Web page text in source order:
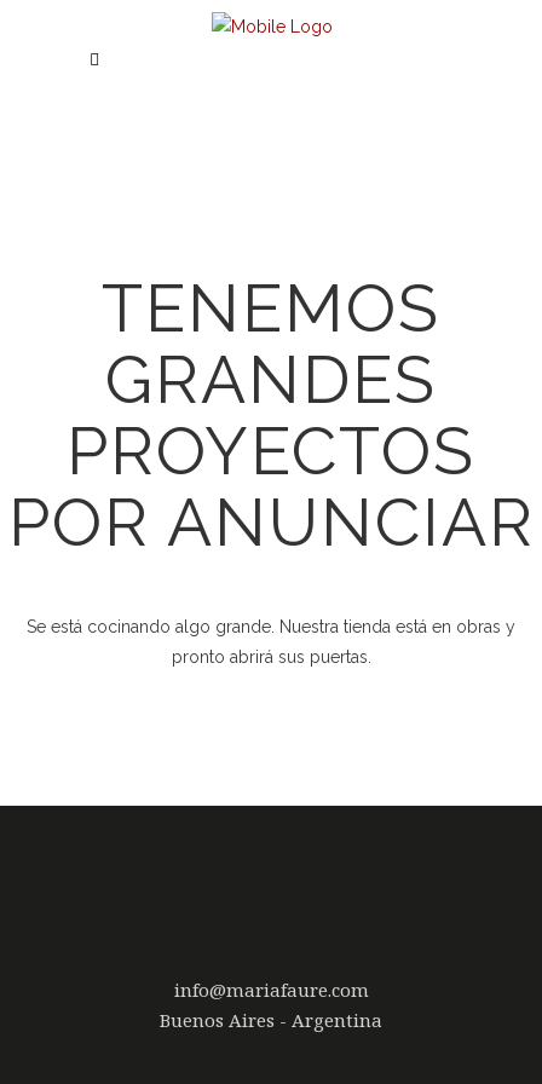
TENEMOS
GRANDES
PROYECTOS
POR ANUNCIAR
Se está cocinando algo grande. Nuestra tienda está en obras y
pronto abrirá sus puertas.
info@mariafaure.com
Buenos Aires - Argentina